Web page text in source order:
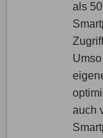
als
auch